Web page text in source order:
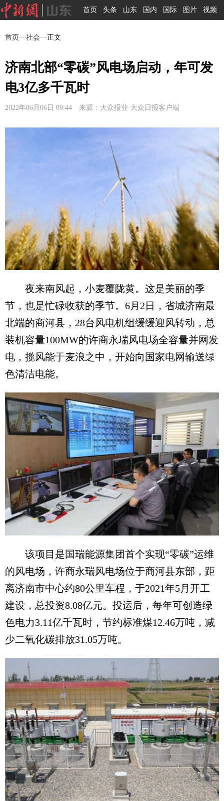
首页 头条 山东 国内 国际 图片 视频
首页—社会—正文
济南北部“零碳”风电场启动，年可发
电3亿多千瓦时
2022年06月06日 09:44 来源：大众报业·大众日报客户端
夜来南风起，小麦覆陇黄。这是美丽的季
节，也是忙碌收获的季节。6月2日，省城济南最
北端的商河县，28台风电机组缓缓迎风转动，总
装机容量100MW的许商永瑞风电场全容量并网发
电，揽风能于麦浪之中，开始向国家电网输送绿
色清洁电能。
该项目是国瑞能源集团首个实现“零碳”运维
的风电场，许商永瑞风电场位于商河县东部，距
离济南市中心约80公里车程，于2021年5月开工
建设，总投资8.08亿元。投运后，每年可创造绿
色电力3.11亿千瓦时，节约标准煤12.46万吨，减
少二氧化碳排放31.05万吨。